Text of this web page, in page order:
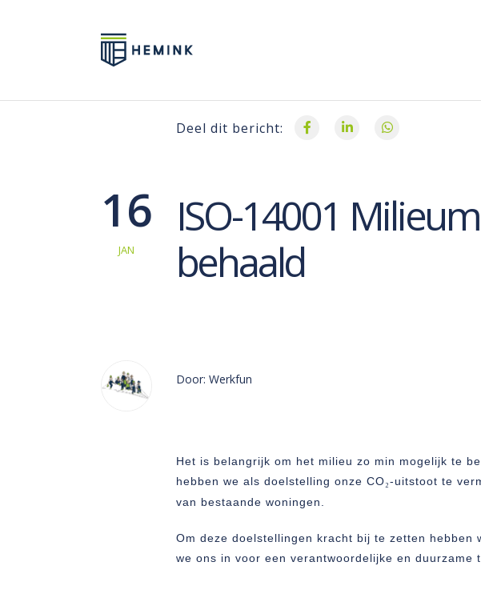
Deel dit bericht:
16
JAN
ISO-14001
behaald
Door: Werkfun
Het is belangrijk om het milieu zo min mogelijk te
hebben we als doelstelling onze CO₂-uitstoot te
van bestaande woningen.
Om deze doelstellingen kracht bij te zetten hebben
we ons in voor een verantwoordelijke en duurzame